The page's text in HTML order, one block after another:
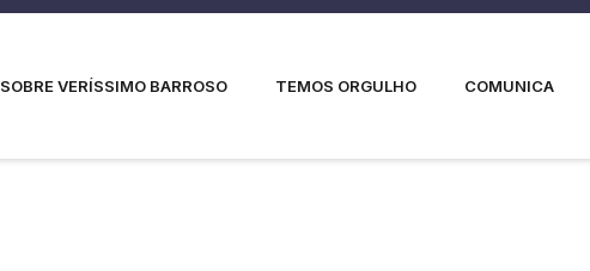
SOBRE VERÍSSIMO BARROSO TEMOS ORGULHO COMUNICA